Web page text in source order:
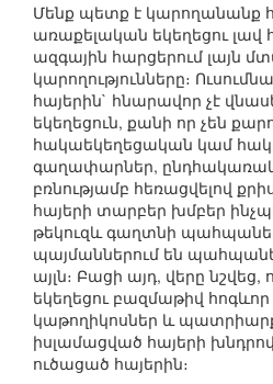
Մենք պետք է կարողանանք
առաքելական եկեղեցու լավ
ազգային հարցերում լայն
կարողությունները։
հայերին` հնարավոր չէ
եկեղեցուն, քանի որ չեն
հակաեկեղեցական կամ
գաղափարներ,
բռնությամբ հեռացվելով
հայերի տարբեր խմբեր
թեկուզև գաղտնի
պայմաններում են
այլն։ Բացի այդ, վերը
եկեղեցու բազմաթիվ
կաթողիկոսներ և
իսլամացված հայերի
ուծացած հայերին։